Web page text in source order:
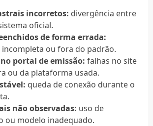
incorretos: divergência entre
oficial.
de forma errada:
ou fora do padrão.
portal de emissão: falhas no site
ou da plataforma usada.
queda de conexão durante o
não observadas: uso de
ou modelo inadequado.